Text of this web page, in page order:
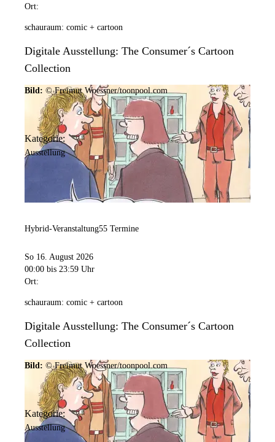
Ort:
schauraum: comic + cartoon
Digitale Ausstellung: The Consumer´s Cartoon
Collection
Bild: © Freimut Woessner/toonpool.com
Kategorie:
Ausstellung
Hybrid-Veranstaltung55 Termine
So 16. August 2026
00:00 bis 23:59 Uhr
Ort:
schauraum: comic + cartoon
Digitale Ausstellung: The Consumer´s Cartoon
Collection
Bild: © Freimut Woessner/toonpool.com
Kategorie:
Ausstellung